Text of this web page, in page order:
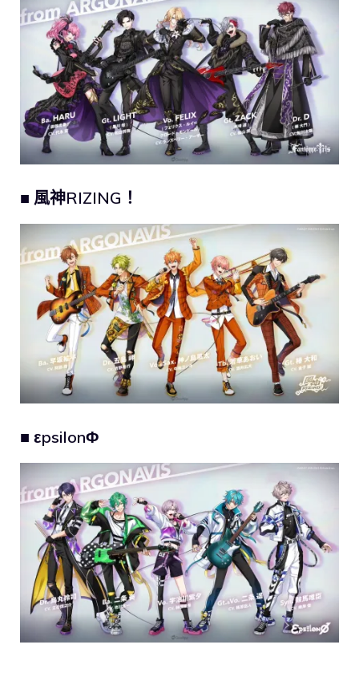
■ 風神RIZING！
■ εpsilonΦ